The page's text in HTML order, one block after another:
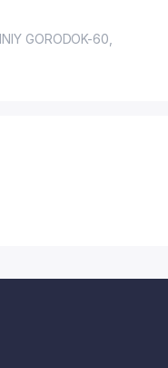
GORODOK-60